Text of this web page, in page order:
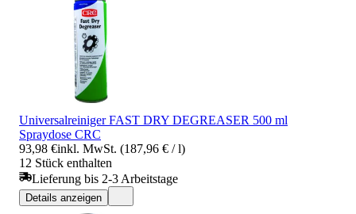
Universalreiniger FAST DRY DEGREASER 500 ml
Spraydose CRC
93,98 €inkl. MwSt. (187,96 € / l)
12 Stück enthalten
Lieferung bis 2-3 Arbeitstage
Details anzeigen